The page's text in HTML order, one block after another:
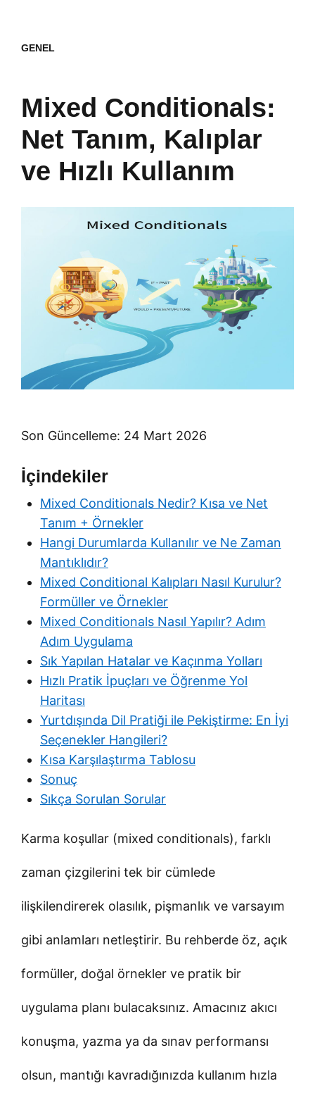
GENEL
Mixed Conditionals:
Net Tanım, Kalıplar
ve Hızlı Kullanım
Son Güncelleme: 24 Mart 2026
İçindekiler
Mixed Conditionals Nedir? Kısa ve Net
Tanım + Örnekler
Hangi Durumlarda Kullanılır ve Ne Zaman
Mantıklıdır?
Mixed Conditional Kalıpları Nasıl Kurulur?
Formüller ve Örnekler
Mixed Conditionals Nasıl Yapılır? Adım
Adım Uygulama
Sık Yapılan Hatalar ve Kaçınma Yolları
Hızlı Pratik İpuçları ve Öğrenme Yol
Haritası
Yurtdışında Dil Pratiği ile Pekiştirme: En İyi
Seçenekler Hangileri?
Kısa Karşılaştırma Tablosu
Sonuç
Sıkça Sorulan Sorular
Karma koşullar (mixed conditionals), farklı
zaman çizgilerini tek bir cümlede
ilişkilendirerek olasılık, pişmanlık ve varsayım
gibi anlamları netleştirir. Bu rehberde öz, açık
formüller, doğal örnekler ve pratik bir
uygulama planı bulacaksınız. Amacınız akıcı
konuşma, yazma ya da sınav performansı
olsun, mantığı kavradığınızda kullanım hızla